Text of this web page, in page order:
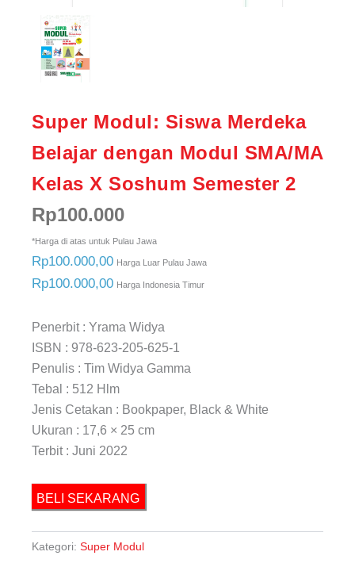
Super Modul: Siswa Merdeka
Belajar dengan Modul SMA/MA
Kelas X Soshum Semester 2
Rp100.000
*Harga di atas untuk Pulau Jawa
Rp100.000,00 Harga Luar Pulau Jawa
Rp100.000,00 Harga Indonesia Timur
Penerbit : Yrama Widya
ISBN : 978-623-205-625-1
Penulis : Tim Widya Gamma
Tebal : 512 Hlm
Jenis Cetakan : Bookpaper, Black & White
Ukuran : 17,6 × 25 cm
Terbit : Juni 2022
BELI SEKARANG
Kategori: Super Modul